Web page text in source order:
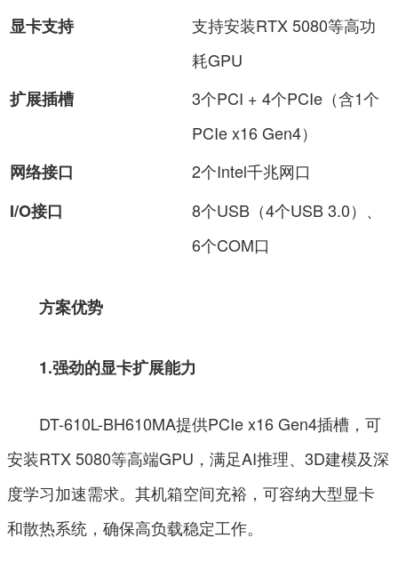
显卡支持
支持安装RTX 5080等高功
耗GPU
扩展插槽
3个PCI + 4个PCIe（含1个
PCIe x16 Gen4）
网络接口
2个Intel千兆网口
I/O接口
8个USB（4个USB 3.0）、
6个COM口
方案优势
1.强劲的显卡扩展能力
DT-610L-BH610MA提供PCIe x16 Gen4插槽，可
安装RTX 5080等高端GPU，满足AI推理、3D建模及深
度学习加速需求。其机箱空间充裕，可容纳大型显卡
和散热系统，确保高负载稳定工作。